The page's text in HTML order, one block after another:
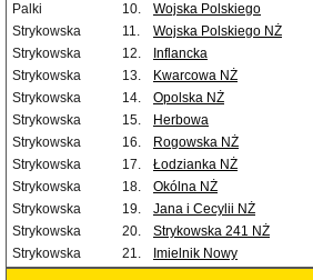
Palki
10. Wojska Polskiego
Strykowska
11. Wojska Polskiego NŻ
Strykowska
12. Inflancka
Strykowska
13. Kwarcowa NŻ
Strykowska
14. Opolska NŻ
Strykowska
15. Herbowa
Strykowska
16. Rogowska NŻ
Strykowska
17. Łodzianka NŻ
Strykowska
18. Okólna NŻ
Strykowska
19. Jana i Cecylii NŻ
Strykowska
20. Strykowska 241 NŻ
Strykowska
21. Imielnik Nowy